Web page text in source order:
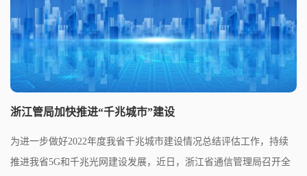
浙江管局加快推进“千兆城市”建设
为进一步做好2022年度我省千兆城市建设情况总结评估工作，持续
推进我省5G和千兆光网建设发展，近日，浙江省通信管理局召开全